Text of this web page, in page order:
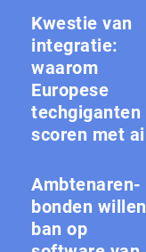
Kwestie van
integratie:
waarom
Europese
techgiganten
scoren met ai
Amb­te­na­ren­
bon­den willen
ban op